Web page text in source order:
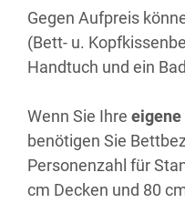
Gegen Aufpreis
(Bett- u.
Handtuch und ein
Wenn Sie Ihre eigene
benötigen Sie
Personenzahl für
cm Decken und 80